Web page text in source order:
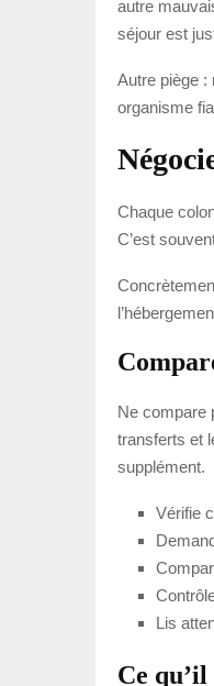
autre
séjour est
Autre piège :
organisme
Chaque
C’est
Ne compare
transferts et
supplément.
Vérifie
Lis
Ce